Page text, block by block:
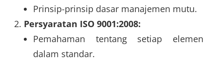
Prinsip-prinsip dasar manajemen mutu.
Persyaratan ISO 9001:2008:
Pemahaman tentang setiap elemen
dalam standar.